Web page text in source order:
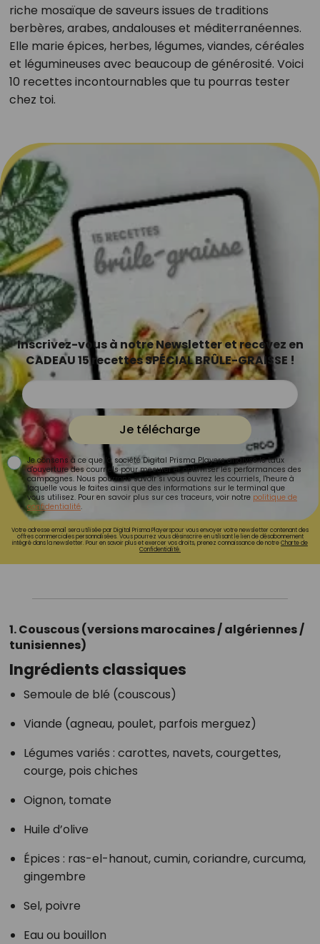
riche mosaïque de saveurs issues de traditions
berbères, arabes, andalouses et méditerranéennes.
Elle marie épices, herbes, légumes, viandes, céréales
et légumineuses avec beaucoup de générosité. Voici
10 recettes incontournables que tu pourras tester
chez toi.
Inscrivez-vous à notre Newsletter et recevez en
CADEAU 15 recettes SPÉCIAL BRÛLE-GRAISSE !
Je télécharge
Je consens à ce que la société Digital Prisma Players analyse le taux
d'ouverture des courriels pour mesurer et optimiser les performances des
campagnes. Nous pourrons savoir si vous ouvrez les courriels, l'heure à
laquelle vous le faites ainsi que des informations sur le terminal que
vous utilisez. Pour en savoir plus sur ces traceurs, voir notre politique de
confidentialité.
Votre adresse email sera utilisée par Digital Prisma Playerspour vous envoyer votre newsletter contenant des
offres commerciales personnalisées. Vous pourrez vous désinscrire en utilisant le lien de désabonnement
intégré dans la newsletter. Pour en savoir plus et exercer vos droits, prenez connaissance de notreCharte de
Confidentialité.
1. Couscous (versions marocaines / algériennes /
tunisiennes)
Ingrédients classiques
Semoule de blé (couscous)
Viande (agneau, poulet, parfois merguez)
Légumes variés : carottes, navets, courgettes,
courge, pois chiches
Oignon, tomate
Huile d’olive
Épices : ras-el-hanout, cumin, coriandre, curcuma,
gingembre
Sel, poivre
Eau ou bouillon